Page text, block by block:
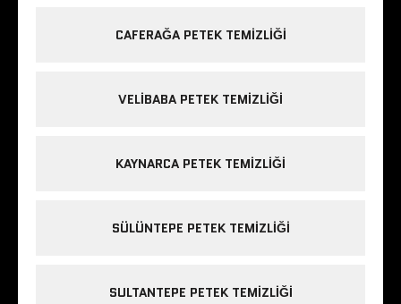
CAFERAĞA PETEK TEMIZLIĞI
VELIBABA PETEK TEMIZLIĞI
KAYNARCA PETEK TEMIZLIĞI
SÜLÜNTEPE PETEK TEMIZLIĞI
SULTANTEPE PETEK TEMIZLIĞI